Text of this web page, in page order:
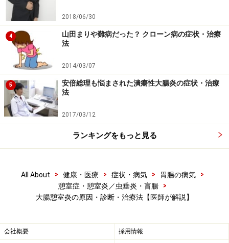
療していると、腹痛の患者さんを見る機会も多いわけで
すが、時に熱が出て、ちょっとお腹を触ると、とても痛
がり、脂汗をかいているような方に出会います。で、痛
みの場所が右下腹部であったりすれば、これは虫垂炎だ
ろうと考えて、CTなどの検査が出来て、手術の設備が整
った病院に紹介するわけです。このようなときも、CT検
査をしたところ、憩室炎と判明して手術をしないで、点
滴、抗生剤投与で改善したということも、何度かありま
した。
これまで大腸内視鏡検査や注腸検査で大腸に憩室がある
るので、腹痛や下血で病院を受診した際には、大腸憩室
があると、さらにわかればどこの部位にあったかを医師
2018/06/30
4
山田まりや難病だった？ クローン病の症状・治療
法
2014/03/07
5
安倍総理も悩まされた潰瘍性大腸炎の症状・治療
法
2017/03/12
ランキングをもっと見る
All About > 健康・医療 > 症状・病気 > 胃腸の病気
>
憩室症・憩室炎／虫垂炎・盲腸
>
大腸憩室炎の原因・診断・治療法【医師が解説】
会社概要 採用情報